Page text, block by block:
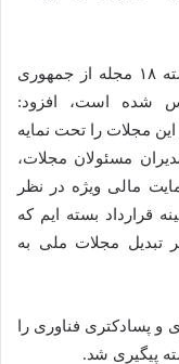
زلفی گل با اشاره به اینکه در یکسال گدشته ۱۸ مجله از جمهوری
شده است، افزود:
مجلات را تحت نمایه
مسئولان مجلات،
مالی ویژه در نظر
قرارداد بسته ایم که
تبدیل مجلات ملی به
و پسادکتری فناوری را
پیگیری شد.